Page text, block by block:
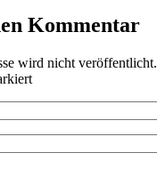
Kommentar
wird nicht veröffentlicht.